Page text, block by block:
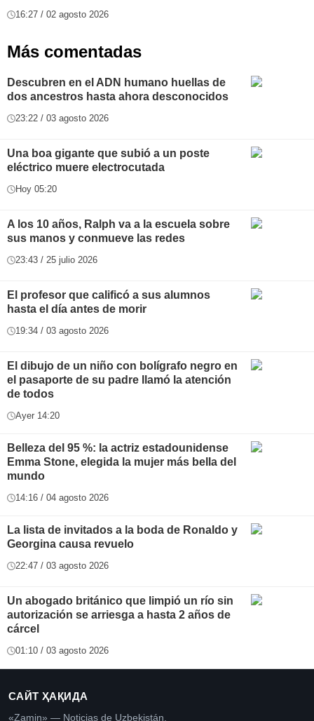
16:27 / 02 agosto 2026
Más comentadas
Descubren en el ADN humano huellas de
dos ancestros hasta ahora desconocidos
23:22 / 03 agosto 2026
Una boa gigante que subió a un poste
eléctrico muere electrocutada
Hoy 05:20
A los 10 años, Ralph va a la escuela sobre
sus manos y conmueve las redes
23:43 / 25 julio 2026
El profesor que calificó a sus alumnos
hasta el día antes de morir
19:34 / 03 agosto 2026
El dibujo de un niño con bolígrafo negro en
el pasaporte de su padre llamó la atención
de todos
Ayer 14:20
Belleza del 95 %: la actriz estadounidense
Emma Stone, elegida la mujer más bella del
mundo
14:16 / 04 agosto 2026
La lista de invitados a la boda de Ronaldo y
Georgina causa revuelo
22:47 / 03 agosto 2026
Un abogado británico que limpió un río sin
autorización se arriesga a hasta 2 años de
cárcel
01:10 / 03 agosto 2026
САЙТ ҲАҚИДА
«Zamin» — Noticias de Uzbekistán.